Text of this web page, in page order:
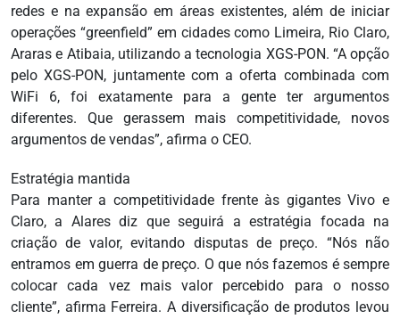
redes e na expansão em áreas existentes, além de iniciar
operações “greenfield” em cidades como Limeira, Rio Claro,
Araras e Atibaia, utilizando a tecnologia XGS-PON. “A opção
pelo XGS-PON, juntamente com a oferta combinada com
WiFi 6, foi exatamente para a gente ter argumentos
diferentes. Que gerassem mais competitividade, novos
argumentos de vendas”, afirma o CEO.
Estratégia mantida
Para manter a competitividade frente às gigantes Vivo e
Claro, a Alares diz que seguirá a estratégia focada na
criação de valor, evitando disputas de preço. “Nós não
entramos em guerra de preço. O que nós fazemos é sempre
colocar cada vez mais valor percebido para o nosso
cliente”, afirma Ferreira. A diversificação de produtos levou